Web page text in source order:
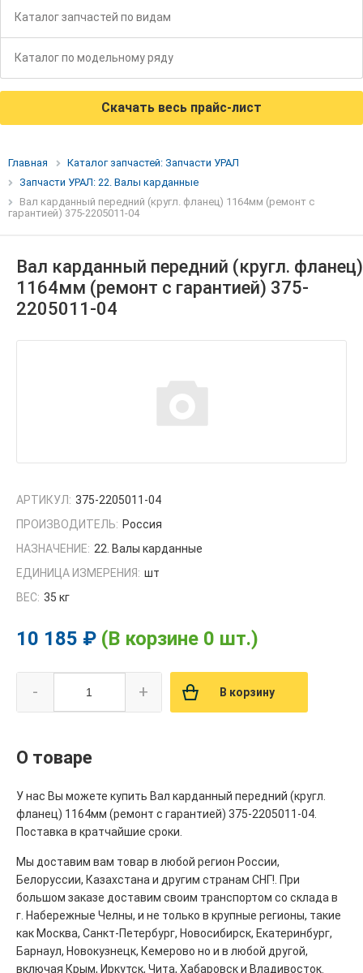
Каталог запчастей по видам
Каталог по модельному ряду
Скачать весь прайс-лист
Главная
Каталог запчастей: Запчасти УРАЛ
Запчасти УРАЛ: 22. Валы карданные
Вал карданный передний (кругл. фланец) 1164мм (ремонт с
гарантией) 375-2205011-04
Вал карданный передний (кругл. фланец)
1164мм (ремонт с гарантией) 375-
2205011-04
АРТИКУЛ: 375-2205011-04
ПРОИЗВОДИТЕЛЬ: Россия
НАЗНАЧЕНИЕ: 22. Валы карданные
ЕДИНИЦА ИЗМЕРЕНИЯ: шт
ВЕС: 35 кг
10 185 ₽ (В корзине 0 шт.)
- + В корзину
О товаре
У нас Вы можете купить Вал карданный передний (кругл.
фланец) 1164мм (ремонт с гарантией) 375-2205011-04.
Поставка в кратчайшие сроки.
Мы доставим вам товар в любой регион России,
Белоруссии, Казахстана и другим странам СНГ!. При
большом заказе доставим своим транспортом со склада в
г. Набережные Челны, и не только в крупные регионы, такие
как Москва, Санкт-Петербург, Новосибирск, Екатеринбург,
Барнаул, Новокузнецк, Кемерово но и в любой другой,
включая Крым, Иркутск, Чита, Хабаровск и Владивосток.